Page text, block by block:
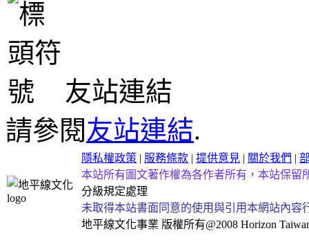
友站連結
請參閱友站連結.
隱私權政策 | 服務條款 | 提供意見 | 關於我們 |
本站所有圖文著作權為各作者所有，本站保留
分級規定處理
未取得本站書面同意的使用與引用本網站內
地平線文化事業 版權所有@2008 Horizon